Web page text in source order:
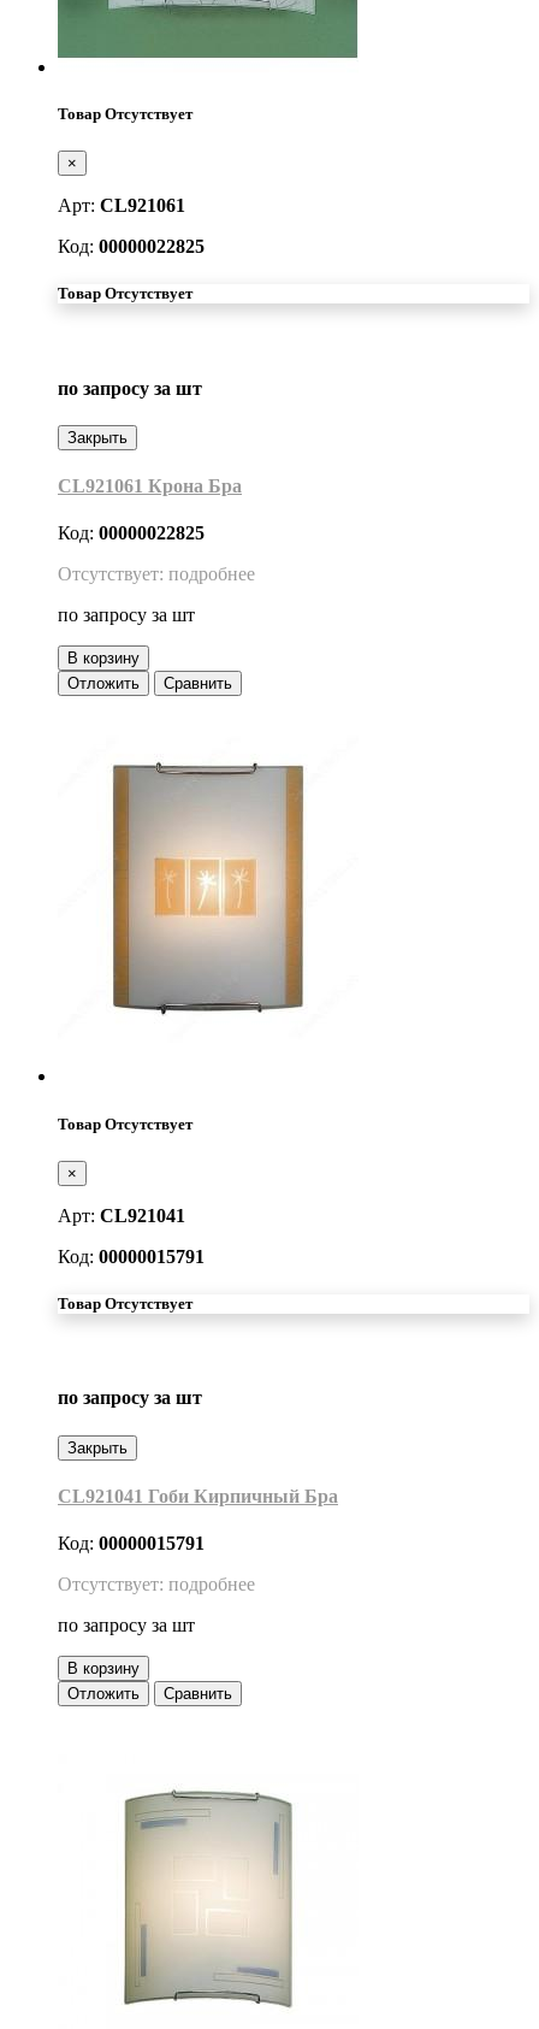
Товар Отсутствует
×
Арт: CL921061
Код: 00000022825
Товар Отсутствует
по запросу за шт
Закрыть
CL921061 Крона Бра
Код: 00000022825
Отсутствует: подробнее
по запросу за шт
В корзину
Отложить
Сравнить
Товар Отсутствует
×
Арт: CL921041
Код: 00000015791
Товар Отсутствует
по запросу за шт
Закрыть
CL921041 Гоби Кирпичный Бра
Код: 00000015791
Отсутствует: подробнее
по запросу за шт
В корзину
Отложить
Сравнить